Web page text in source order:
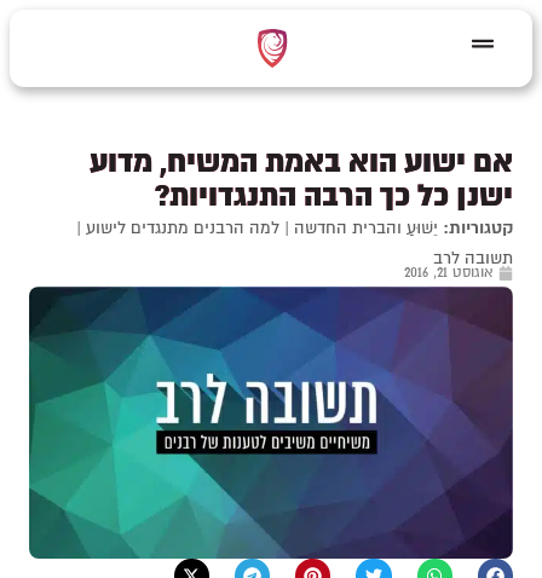
אם ישוע הוא באמת המשיח, מדוע
ישנן כל כך הרבה התנגדויות?
קטגוריות: יֵשׁוּעַ והברית החדשה | למה הרבנים מתנגדים לישוע |
תשובה לרב
אוגוסט 21, 2016